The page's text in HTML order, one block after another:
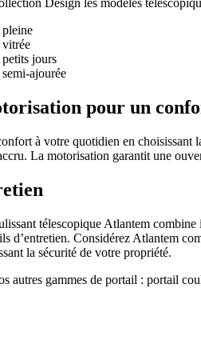
Design les modèles
jours
ajourée
pour un
à votre quotidien en choisissant
La motorisation garantit une
télescopique Atlantem
d’entretien. Considérez Atlantem
la sécurité de votre propriété.
autres gammes de portail : portail